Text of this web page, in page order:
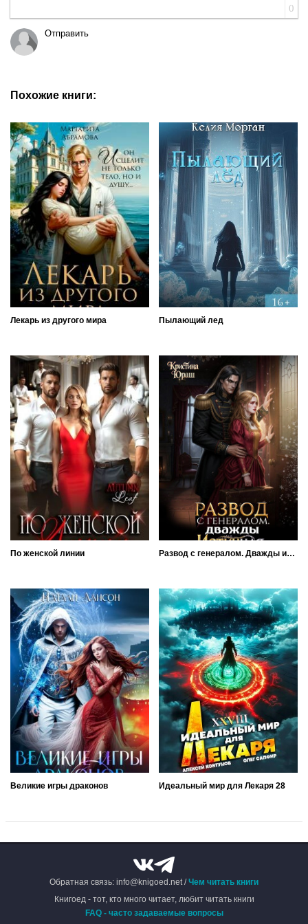
0
Отправить
Похожие книги:
Лекарь из другого мира Пылающий лед
По женской линии Развод с генералом. Дважды истинная
Великие игры драконов Идеальный мир для Лекаря 28
Обратная связь: info@knigoed.net /Чем читать книги
Книгоед - тот, кто много читает, любит читать книги
FAQ - часто задаваемые вопросы